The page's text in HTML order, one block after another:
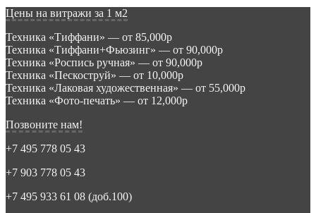
Цены на витражи за 1 м2
Техника «Тиффани» — от 85,000р
Техника «Тиффани+Фьюзинг» — от 90,000р
Техника «Роспись ручная» — от 90,000р
Техника «Пескоструй» — от 10,000р
Техника «Лаковая художественная» — от 55,000р
Техника «Фото-печать» — от 12,000р
Позвоните нам!
+7 495 778 05 43
+7 903 778 05 43
+7 495 933 61 08 (доб.100)